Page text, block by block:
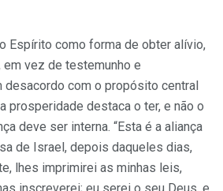
Espírito como forma de obter alívio,
vez de testemunho e
desacordo com o propósito central
prosperidade destaca o ter, e não o
deve ser interna. “Esta é a aliança
de Israel, depois daqueles dias,
lhes imprimirei as minhas leis,